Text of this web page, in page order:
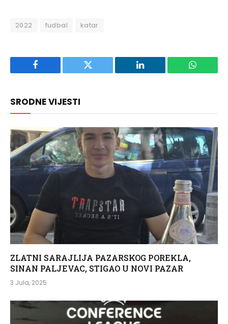
2022 fudbal katar
Facebook Twitter LinkedIn
SRODNE VIJESTI
ZLATNI SARAJLIJA PAZARSKOG POREKLA,
SINAN PALJEVAC, STIGAO U NOVI PAZAR
3 Jula, 2025